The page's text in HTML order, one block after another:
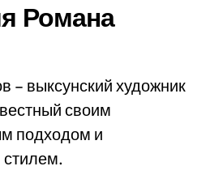
Романа
– выксунский художник
своим
подходом и